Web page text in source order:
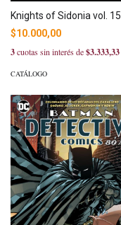
Knights of Sidonia vol. 15
$10.000,00
3cuotas sin interés de$3.333,33
CATÁLOGO